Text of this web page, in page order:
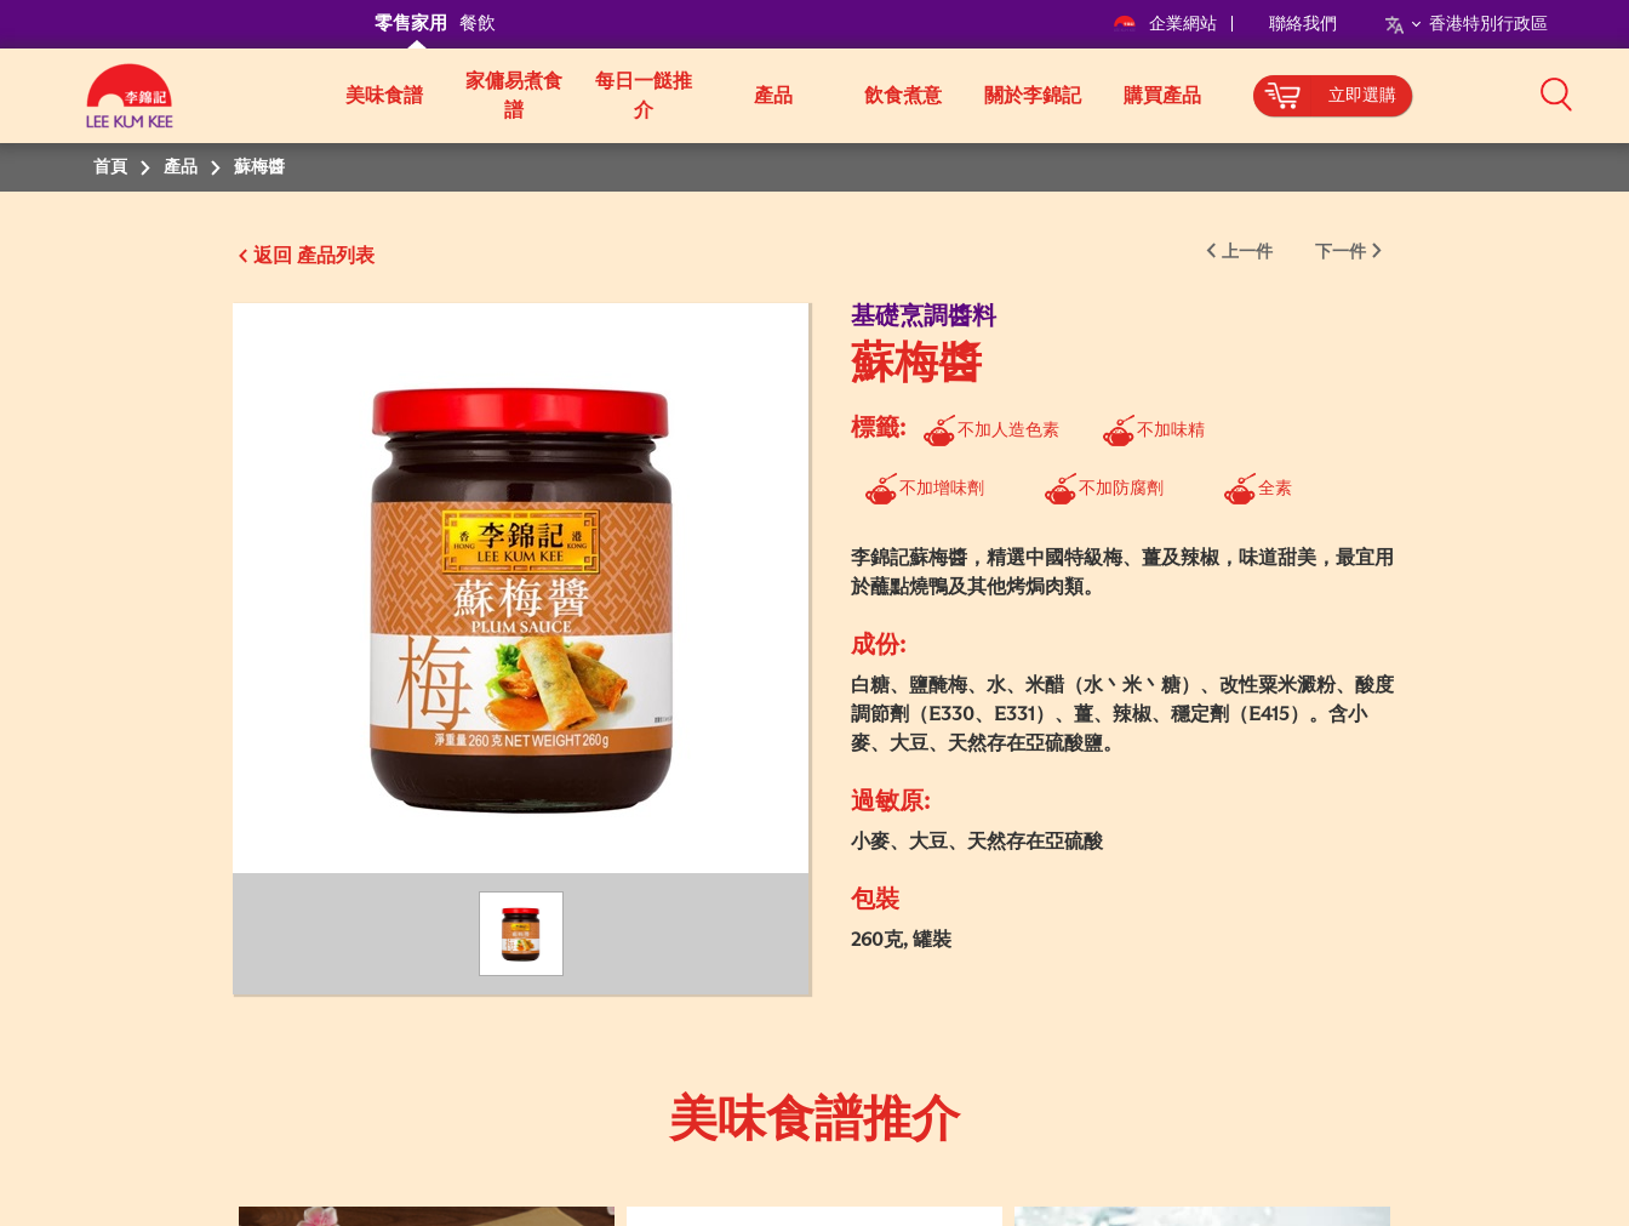
零售家用 餐飲 企業網站 聯絡我們 香港特別行政區
美味食譜
家傭易煮食
譜
每日一餸推
介
產品 飲食煮意 關於李錦記 購買產品 立即選購
首頁 產品 蘇梅醬
返回 上一件 下一件
基礎烹調醬料
蘇梅醬
標籤: 不加人造色素 不加味精
不加增味劑 不加防腐劑 全素
李錦記蘇梅醬，精選中國特級梅、薑及辣椒，味道甜美，最宜用
於蘸點燒鴨及其他烤焗肉類。
成份:
白糖、鹽醃梅、水、米醋（水丶米丶糖）、改性粟米澱粉、酸度
調節劑（E330、E331）、薑、辣椒、穩定劑（E415）。含小
麥、大豆、天然存在亞硫酸鹽。
過敏原:
小麥、大豆、天然存在亞硫酸
包裝
260克, 罐裝
美味食譜推介